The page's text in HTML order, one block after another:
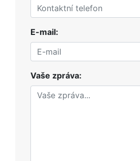
E-mail:
Vaše zpráva: